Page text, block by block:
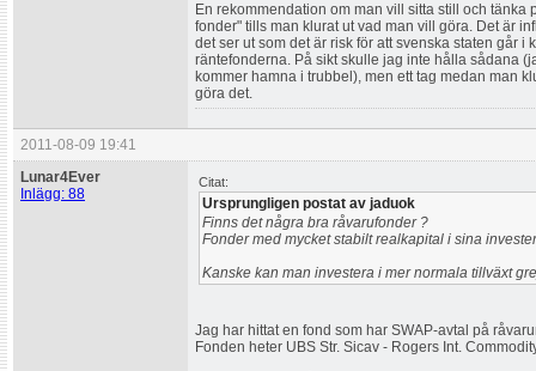
En rekommendation om man vill sitta still och tänka
fonder" tills man klurat ut vad man vill göra. Det är
det ser ut som det är risk för att svenska staten går
räntefonderna. På sikt skulle jag inte hålla sådana
kommer hamna i trubbel), men ett tag medan man
göra det.
2011-08-09 19:41
Lunar4Ever
Inlägg: 88
Citat:
Ursprungligen postat av jaduok
Finns det några bra råvarufonder ?
Fonder med mycket stabilt realkapital i sina
Kanske kan man investera i mer normala tillväxt
Jag har hittat en fond som har SWAP-avtal på
Fonden heter UBS Str. Sicav - Rogers Int.